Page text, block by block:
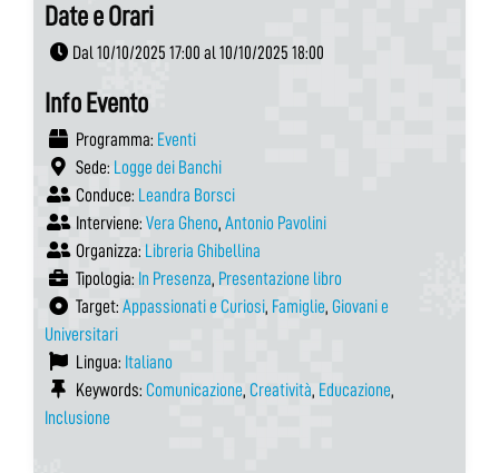
Date e Orari
Dal 10/10/2025 17:00 al 10/10/2025 18:00
Info Evento
Programma: Eventi
Sede: Logge dei Banchi
Conduce: Leandra Borsci
Interviene: Vera Gheno, Antonio Pavolini
Organizza: Libreria Ghibellina
Tipologia: In Presenza, Presentazione libro
Target: Appassionati e Curiosi, Famiglie, Giovani e
Universitari
Lingua: Italiano
Keywords: Comunicazione, Creatività, Educazione,
Inclusione